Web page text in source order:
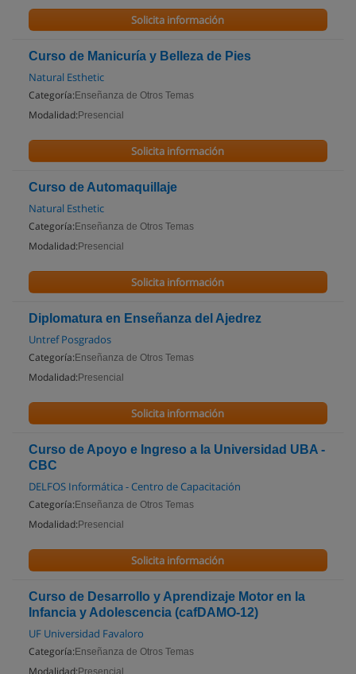
Solicita información
Curso de Manicuría y Belleza de Pies
Natural Esthetic
Categoría: Enseñanza de Otros Temas
Modalidad: Presencial
Solicita información
Curso de Automaquillaje
Natural Esthetic
Categoría: Enseñanza de Otros Temas
Modalidad: Presencial
Solicita información
Diplomatura en Enseñanza del Ajedrez
Untref Posgrados
Categoría: Enseñanza de Otros Temas
Modalidad: Presencial
Solicita información
Curso de Apoyo e Ingreso a la Universidad UBA -
CBC
DELFOS Informática - Centro de Capacitación
Categoría: Enseñanza de Otros Temas
Modalidad: Presencial
Solicita información
Curso de Desarrollo y Aprendizaje Motor en la
Infancia y Adolescencia (cafDAMO-12)
UF Universidad Favaloro
Categoría: Enseñanza de Otros Temas
Modalidad: Presencial